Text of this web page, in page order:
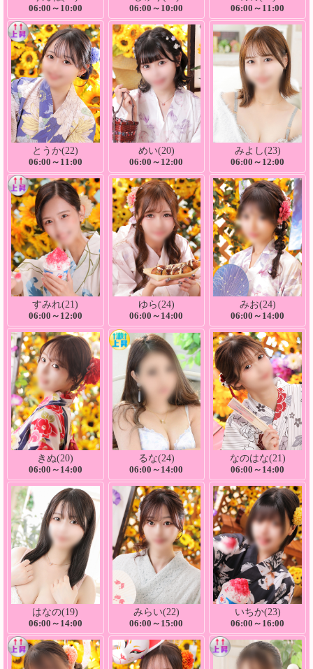
06:00～10:00 06:00～10:00 06:00～11:00
とうか(22)
06:00～11:00
めい(20)
06:00～12:00
みよし(23)
06:00～12:00
すみれ(21)
06:00～12:00
ゆら(24)
06:00～14:00
みお(24)
06:00～14:00
きぬ(20)
06:00～14:00
るな(24)
06:00～14:00
なのはな(21)
06:00～14:00
はなの(19)
06:00～14:00
みらい(22)
06:00～15:00
いちか(23)
06:00～16:00